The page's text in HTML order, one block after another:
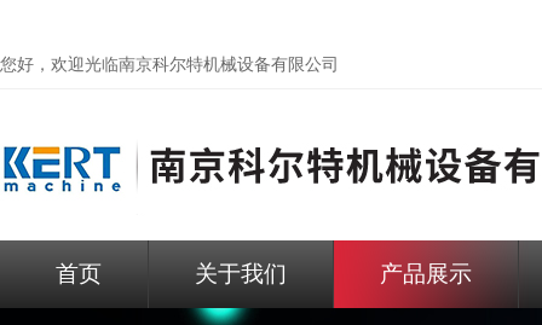
您好，欢迎光临南京科尔特机械设备有限公司
首页 关于我们 产品展示